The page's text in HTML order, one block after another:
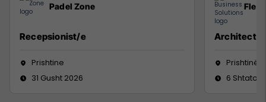
Padel Zone
Recepsionist/e
Prishtine
31 Gusht 2026
Flex
Architect
Prishtinë
6 Shtator